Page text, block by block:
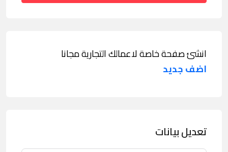
انشئ صفحة خاصة لاعمالك التجارية مجانا
اضف جديد
تعديل بيانات